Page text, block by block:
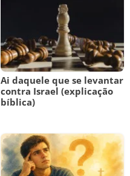
Ai daquele que se levantar
contra Israel (explicação
bíblica)